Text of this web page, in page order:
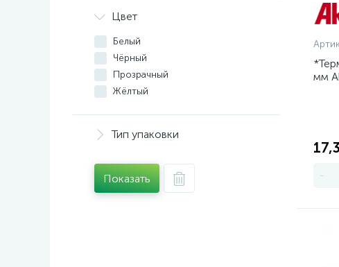
Цвет
Белый
Чёрный
Прозрачный
Жёлтый
Тип упаковки
Показать
мм
-